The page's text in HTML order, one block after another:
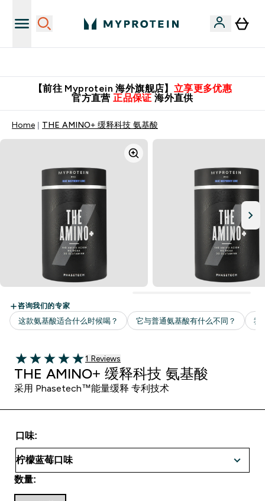
【前往 Myprotein 海外旗舰店】 立享更多优惠
官方直营 正品保证 海外直供
Home THE AMINO+ 缓释科技 氨基酸
5 out of 5 stars
1 customer reviews
1 Reviews
THE AMINO+ 缓释科技 氨基酸
采用 Phasetech™能量缓释 专利技术
口味:
数量: